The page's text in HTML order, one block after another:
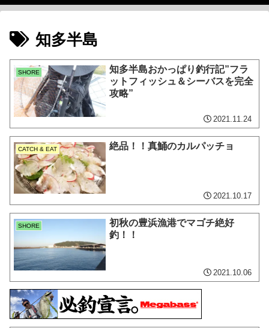
知多半島
SHORE
知多半島おかっぱり釣行記”フラ
ットフィッシュ＆シーバスを完全
攻略”
2021.11.24
CATCH & EAT 絶品！！真鯒のカルパッチョ
2021.10.17
SHORE
初秋の豊浜漁港でマゴチ絶好
釣！！
2021.10.06